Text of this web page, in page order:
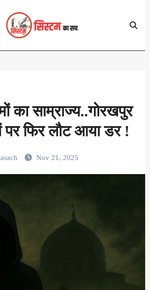
का साम्राज्य..गोरखपुर
फिर लौट आया डर !
Nov 21, 2025